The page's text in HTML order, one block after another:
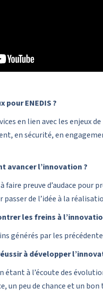
pour ENEDIS ?
en lien avec les enjeux
en sécurité, en
avancer l’innovation ?
faire preuve d’audace pour
passer de l’idée à la
les freins à
générés par les
à développer
étant à l’écoute des
un peu de chance et un